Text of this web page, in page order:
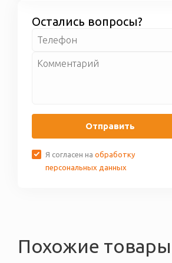
бракованный товар, мы его
обмениваем вам. Более
подробные условия по гарантии
и возврат
Остались вопросы?
Отправить
Я согласен на обработку
персональных данных
Похожие товары